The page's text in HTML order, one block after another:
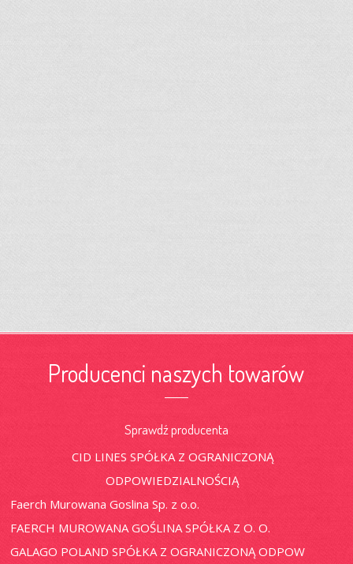
Producenci naszych towarów
Sprawdź producenta
CID LINES SPÓŁKA Z OGRANICZONĄ
ODPOWIEDZIALNOŚCIĄ
Faerch Murowana Goslina Sp. z o.o.
FAERCH MUROWANA GOŚLINA SPÓŁKA Z O. O.
GALAGO POLAND SPÓŁKA Z OGRANICZONĄ ODPOW